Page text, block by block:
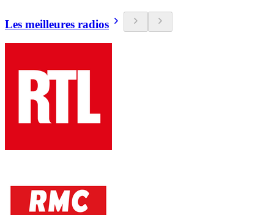
Les meilleures radios